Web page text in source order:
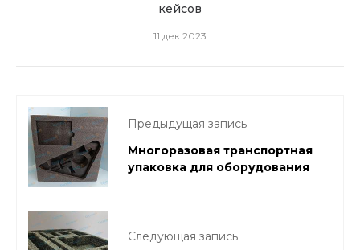
кейсов
11 дек 2023
Предыдущая запись
Многоразовая транспортная
упаковка для оборудования
Следующая запись